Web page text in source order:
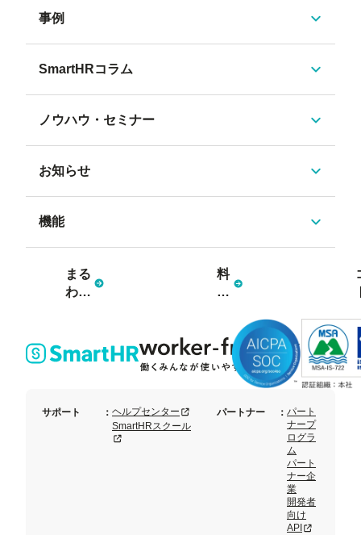
事例
SmartHRコラム
ノウハウ・セミナー
お知らせ
機能
まる
わか
セッ
料
金
ン
サポート ： ヘルプセンター 新規タブまたはウィンドウで開く
SmartHRスクール
新規タブまたはウィンドウで開く
パートナー ： パート
ナープ
ログラ
ム
パート
ナー企
業
開発者
向け
API新規タブま